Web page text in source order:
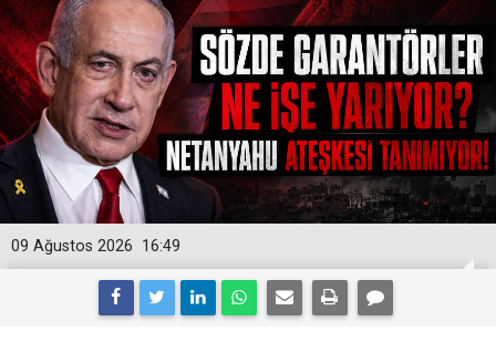
16:49
09 Ağustos 2026